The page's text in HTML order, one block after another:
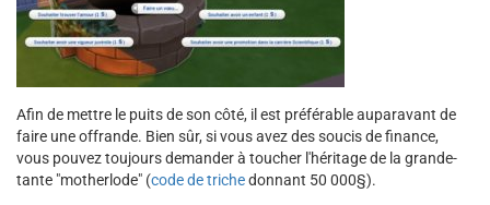
Afin de mettre le puits de son côté, il est préférable auparavant de
faire une offrande. Bien sûr, si vous avez des soucis de finance,
vous pouvez toujours demander à toucher l'héritage de la grande-
tante "motherlode" (code de trichedonnant 50 000§).